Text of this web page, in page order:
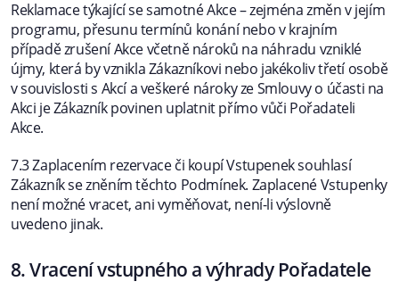
Reklamace týkající se samotné Akce – zejména změn v jejím
programu, přesunu termínů konání nebo v krajním
případě zrušení Akce včetně nároků na náhradu vzniklé
újmy, která by vznikla Zákazníkovi nebo jakékoliv třetí osobě
v souvislosti s Akcí a veškeré nároky ze Smlouvy o účasti na
Akci je Zákazník povinen uplatnit přímo vůči Pořadateli
Akce.
7.3 Zaplacením rezervace či koupí Vstupenek souhlasí
Zákazník se zněním těchto Podmínek. Zaplacené Vstupenky
není možné vracet, ani vyměňovat, není-li výslovně
uvedeno jinak.
8. Vracení vstupného a výhrady Pořadatele